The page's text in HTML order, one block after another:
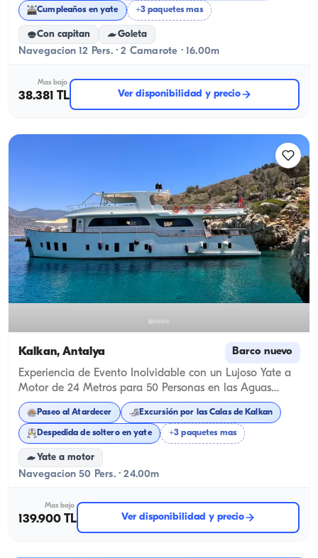
Cumpleaños en yate +3 paquetes mas
Con capitan Goleta
Navegacion 12 Pers. · 2 Camarote · 16.00m
Mas bajo
38.381 TL Ver disponibilidad y precio
Kalkan, Antalya Barco nuevo
Experiencia de Evento Inolvidable con un Lujoso Yate a
Motor de 24 Metros para 50 Personas en las Aguas
Turquesas de Kalkan
Paseo al Atardecer Excursión por las Calas de Kalkan
Despedida de soltero en yate +3 paquetes mas
Yate a motor
Navegacion 50 Pers. · 24.00m
Mas bajo
139.900 TL Ver disponibilidad y precio